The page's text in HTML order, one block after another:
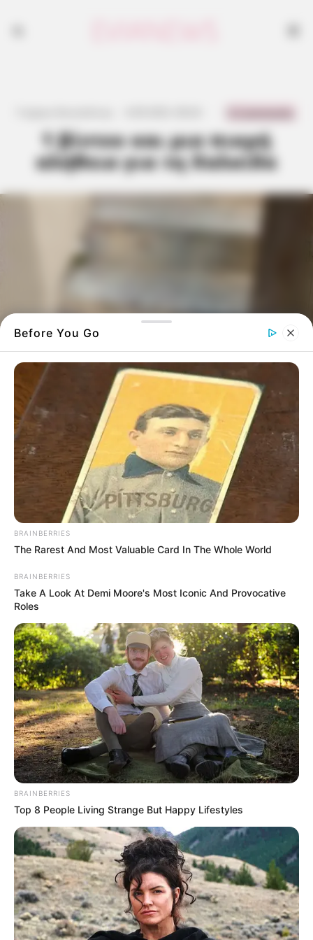
1 βίντεο και μια πικρή
αλήθεια για τη Χαλκίδα
Το πεζοδρόμιο που «χάθηκε» στη Χαλκίδα πίσω από αυτοκίνητα και
εμπόδια.
Ένα βίντεο που αποκαλύπτει την
επικίνδυνη καθημερινότητα στους
δρόμους της Χαλκίδας
ήρθε η ώρα να αναθεωρήσετε.
Η πραγματικότητα στους δρόμους της
Χαλκίδαςείναι ωμή και συχνά επικίνδυνη,
με τους οδηγούς να αγνοούν συστηματικά τις
διαβάσεις πεζών, μετατρέποντας μια απλή
διέλευση σε μια πραγματική δοκιμασία
θάρρους.
“Κάνω το σταυρό μου κάθε φορά που περνάω,”
λέει η Ελένη, κάτοικος του κέντρου της
Χαλκίδας, περιγράφοντας την καθημερινή της
αγωνία. “Ακόμα κι όταν έχω παιδί μαζί μου,
διεκδικήσεις με το σώμα σου την
προτεραιότητά σου.” Αυτή η φράση συνοψίζει
τέλεια το πρόβλημα: στη Χαλκίδα, η
προτεραιότητα του πεζού είναι…
διαπραγματεύσιμη.
Before You Go
BRAINBERRIES
The Rarest And Most Valuable Card In The Whole World
BRAINBERRIES
Take A Look At Demi Moore's Most Iconic And Provocative
Roles
BRAINBERRIES
Top 8 People Living Strange But Happy Lifestyles